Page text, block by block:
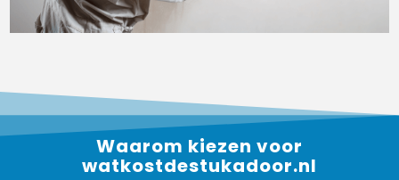
Waarom kiezen voor
watkostdestukadoor.nl